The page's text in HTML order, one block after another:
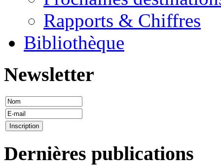
Rapports & Chiffres
Bibliothèque
Newsletter
Dernières publications